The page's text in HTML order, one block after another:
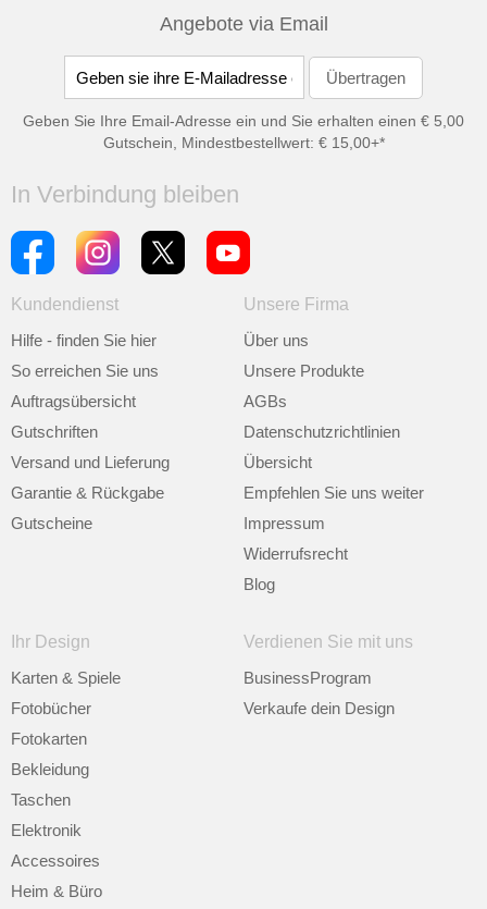
Angebote via Email
Geben Sie Ihre Email-Adresse ein und Sie erhalten einen € 5,00
Gutschein, Mindestbestellwert: € 15,00+*
In Verbindung bleiben
Kundendienst
Hilfe - finden Sie hier
So erreichen Sie uns
Auftragsübersicht
Gutschriften
Versand und Lieferung
Garantie & Rückgabe
Gutscheine
Unsere Firma
Über uns
Unsere Produkte
AGBs
Datenschutzrichtlinien
Übersicht
Empfehlen Sie uns weiter
Impressum
Widerrufsrecht
Blog
Ihr Design
Karten & Spiele
Fotobücher
Fotokarten
Bekleidung
Taschen
Elektronik
Accessoires
Heim & Büro
Verdienen Sie mit uns
BusinessProgram
Verkaufe dein Design